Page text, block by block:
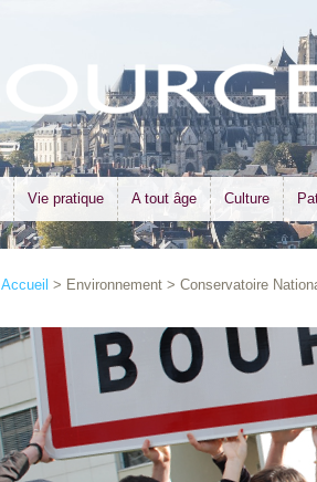
Vie pratique A tout âge Culture
Accueil > Environnement > Conservatoire